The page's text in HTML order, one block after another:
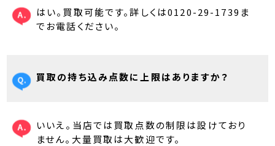
はい。買取可能です。詳しくは0120-29-1739ま
でお電話ください。
買取の持ち込み点数に上限はありますか？
いいえ。当店では買取点数の制限は設けており
ません。大量買取は大歓迎です。